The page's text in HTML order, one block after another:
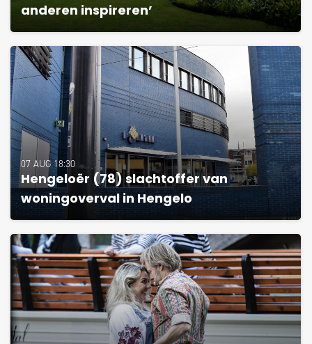
anderen inspireren’
07 AUG 18:30
Hengeloër (78) slachtoffer van
woningoverval in Hengelo